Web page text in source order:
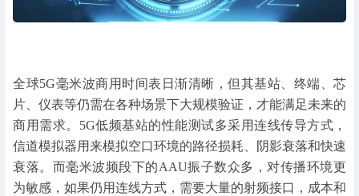
全球5G毫米波商用时间表日渐清晰，但其基站、终端、芯
片、仪表等仍需在各种场景下大规模验证，才能满足未来的
商用需求。5G低频基站的性能测试多采用连线传导方式，
信道模拟器用来模拟空口环境的路径损耗、阴影衰落和快速
衰落。而毫米波频段下的AAU振子数众多，对传播环境更
为敏感，如果仍用连线方式，需要大量的射频接口，成本和